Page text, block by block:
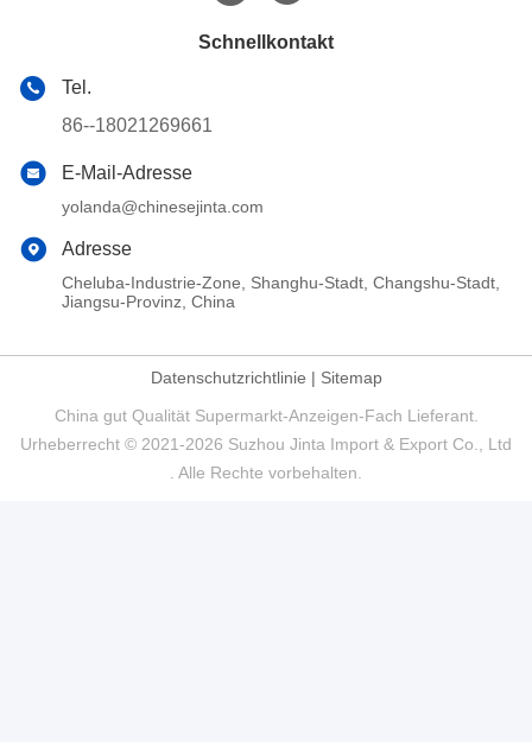
Schnellkontakt
Tel.
86--18021269661
E-Mail-Adresse
yolanda@chinesejinta.com
Adresse
Cheluba-Industrie-Zone, Shanghu-Stadt, Changshu-Stadt,
Jiangsu-Provinz, China
Datenschutzrichtlinie | Sitemap
China gut Qualität Supermarkt-Anzeigen-Fach Lieferant.
Urheberrecht © 2021-2026 Suzhou Jinta Import & Export Co., Ltd
. Alle Rechte vorbehalten.